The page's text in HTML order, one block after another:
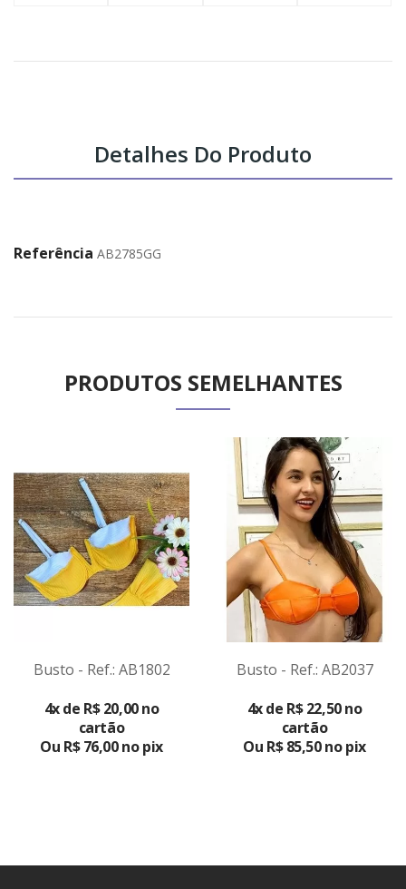
Detalhes Do Produto
Referência AB2785GG
PRODUTOS SEMELHANTES
Busto - Ref.: AB1802
4x de R$ 20,00 no
cartão
Ou R$ 76,00 no pix
PRODUTO
Busto - Ref.: AB2037
4x de R$ 22,50 no
cartão
Ou R$ 85,50 no pix
PRODUTO